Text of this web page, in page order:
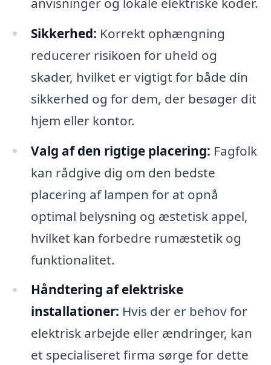
Sikkerhed: Korrekt ophængning
reducerer risikoen for uheld og
skader, hvilket er vigtigt for både din
sikkerhed og for dem, der besøger dit
hjem eller kontor.
Valg af den rigtige placering: Fagfolk
kan rådgive dig om den bedste
placering af lampen for at opnå
optimal belysning og æstetisk appel,
hvilket kan forbedre rumæstetik og
funktionalitet.
Håndtering af elektriske
installationer: Hvis der er behov for
elektrisk arbejde eller ændringer, kan
et specialiseret firma sørge for dette